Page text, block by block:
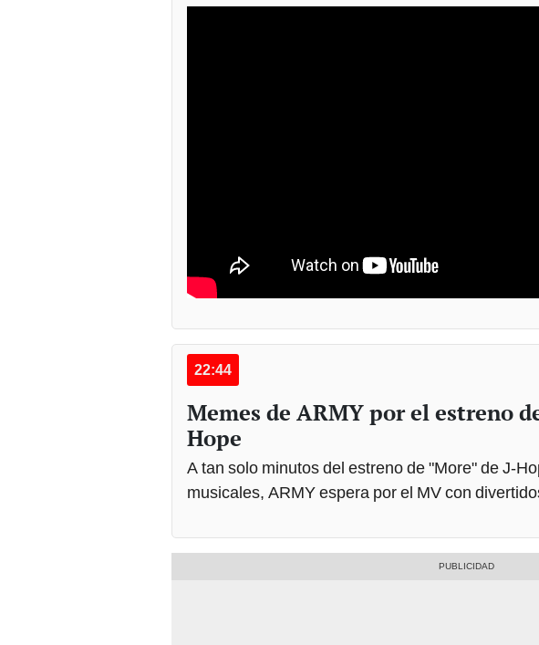
22:44
Memes de ARMY por el estreno
Hope
A tan solo minutos del estreno de "More" de J-
musicales, ARMY espera por el MV con